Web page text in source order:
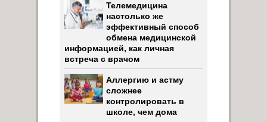
Телемедицина
настолько же
эффективный способ
обмена медицинской
информацией, как личная
встреча с врачом
Аллергию и астму
сложнее
контролировать в
школе, чем дома